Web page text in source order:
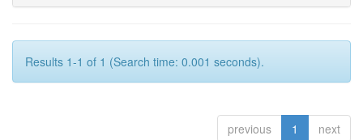
Results 1-1 of 1 (Search time: 0.001 seconds).
previous 1 next